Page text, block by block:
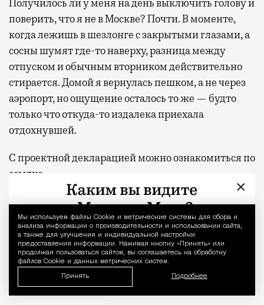
Уведомление
Мы используем файлы Сookie и метрические системы для сбора и
анализа информации о производительности и использовании сайта,
а также для улучшения и индивидуальной настройки
предоставления информации. Нажимая кнопку «Принять» или
продолжая пользоваться сайтом, вы соглашаетесь на обработку
файлов Cookie и данных метрических систем.
Принять Подробнее
Получилось ли у меня на день выключить голову и
поверить, что я не в Москве? Почти. В моменте,
когда лежишь в шезлонге с закрытыми глазами, а
сосны шумят где-то наверху, разница между
отпуском и обычным вторником действительно
стирается. Домой я вернулась пешком, а не через
аэропорт, но ощущение осталось то же — будто
только что откуда-то издалека приехала
отдохнувшей.
С проектной декларацией можно ознакомиться по
ссылке
Фото:пресс-служба девелоперской компании
«Новая Эра» и пресс-служба АНО «Развитие
парков»
Отпуск в этом году у меня кочует: сначала
Реклама
квартал «КОД Сокольники»
×